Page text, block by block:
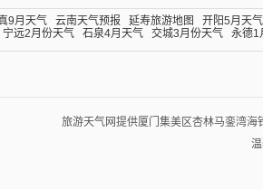
9月天气 云南天气预报 延寿旅游地图 开阳5月天气
宁远2月份天气 石泉4月天气 交城3月份天气 永德1
旅游天气网提供厦门集美区杏林马銮湾海